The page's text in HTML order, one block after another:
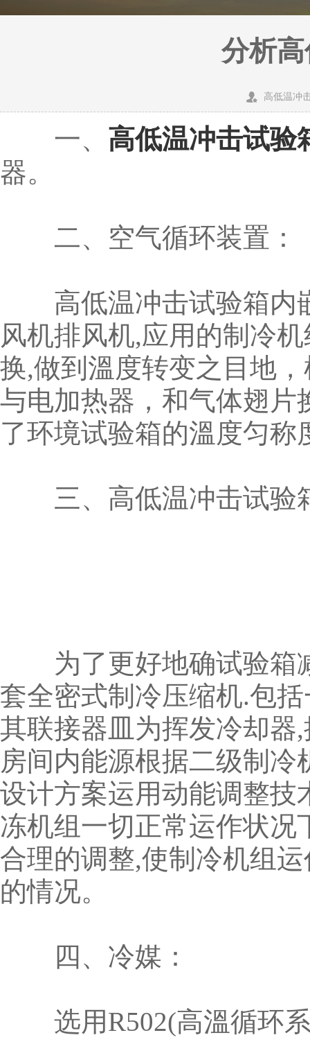
分析
高低温冲
一、 高低温冲击试验
器。
二、空气循环装置：
高低温冲击试验箱内
风机排风机,应用的制冷
换,做到溫度转变之目地
与电加热器，和气体翅片
了环境试验箱的溫度匀称
三、高低温冲击试验
为了更好地确试验箱
套全密式制冷压缩机.包
其联接器皿为挥发冷却器
房间内能源根据二级制
设计方案运用动能调整技
冻机组一切正常运作状况
合理的调整,使制冷机组
的情况。
四、冷媒：
选用R502(高溫循环系